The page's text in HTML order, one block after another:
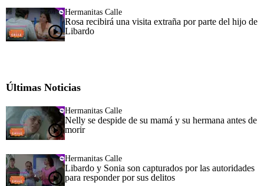
Hermanitas Calle
Rosa recibirá una visita extraña por parte del hijo de
Libardo
Últimas Noticias
Hermanitas Calle
Nelly se despide de su mamá y su hermana antes de
morir
Hermanitas Calle
Libardo y Sonia son capturados por las autoridades
para responder por sus delitos